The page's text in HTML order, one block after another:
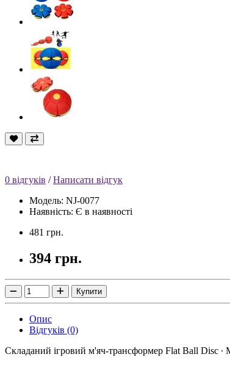
0 відгуків /Написати відгук
Модель: NJ-0077
Наявність: Є в наявності
481 грн.
394 грн.
Купити
Опис
Відгуків (0)
Складаний ігровий м'яч-трансформер Flat Ball Disc ∙